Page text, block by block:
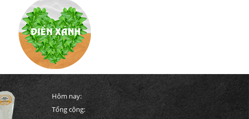
Hôm nay:
Tổng cộng: